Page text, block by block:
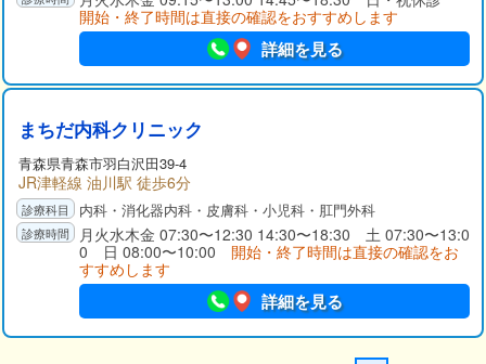
開始・終了時間は直接の確認をおすすめします
詳細を見る
まちだ内科クリニック
青森県青森市羽白沢田39-4
JR津軽線 油川駅 徒歩6分
内科・消化器内科・皮膚科・小児科・肛門外科
月火水木金 07:30〜12:30 14:30〜18:30 土 07:30〜13:0
0 日 08:00〜10:00 開始・終了時間は直接の確認をお
すすめします
詳細を見る